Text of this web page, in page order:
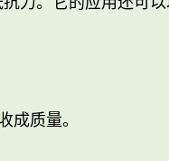
质量。